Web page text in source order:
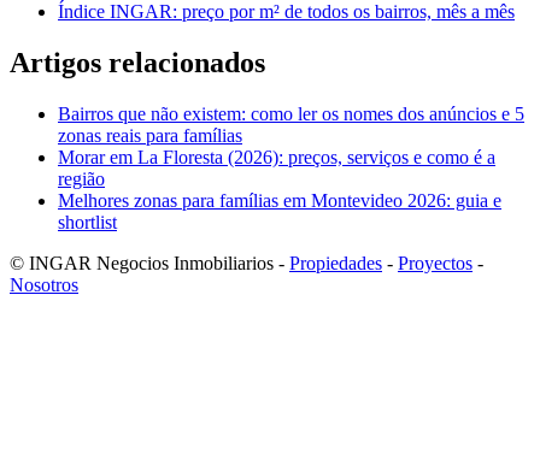
Índice INGAR: preço por m² de todos os bairros, mês a mês
Artigos relacionados
Bairros que não existem: como ler os nomes dos anúncios e 5
zonas reais para famílias
Morar em La Floresta (2026): preços, serviços e como é a
região
Melhores zonas para famílias em Montevideo 2026: guia e
shortlist
© INGAR Negocios Inmobiliarios - Propiedades - Proyectos -
Nosotros